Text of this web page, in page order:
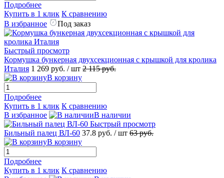
Подробнее
Купить в 1 клик К сравнению
В избранное
Под заказ
Быстрый просмотр
Кормушка бункерная двухсекционная с крышкой для кролика
Италия 1 269 руб. / шт 2 115руб.
В корзину
Подробнее
Купить в 1 клик К сравнению
В избранное
В наличии
Быстрый просмотр
Бильный палец ВЛ-60 37.8 руб. / шт 63руб.
В корзину
Подробнее
Купить в 1 клик К сравнению